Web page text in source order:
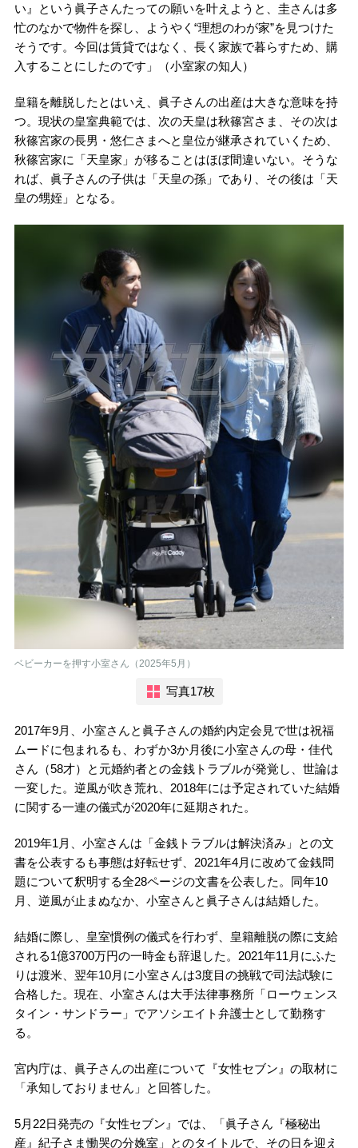
い』という眞子さんたっての願いを叶えようと、圭さんは多
忙のなかで物件を探し、ようやく“理想のわが家”を見つけた
そうです。今回は賃貸ではなく、長く家族で暮らすため、購
入することにしたのです」（小室家の知人）
皇籍を離脱したとはいえ、眞子さんの出産は大きな意味を持
つ。現状の皇室典範では、次の天皇は秋篠宮さま、その次は
秋篠宮家の長男・悠仁さまへと皇位が継承されていくため、
秋篠宮家に「天皇家」が移ることはほぼ間違いない。そうな
れば、眞子さんの子供は「天皇の孫」であり、その後は「天
皇の甥姪」となる。
ベビーカーを押す小室さん（2025年5月）
写真17枚
2017年9月、小室さんと眞子さんの婚約内定会見で世は祝福
ムードに包まれるも、わずか3か月後に小室さんの母・佳代
さん（58才）と元婚約者との金銭トラブルが発覚し、世論は
一変した。逆風が吹き荒れ、2018年には予定されていた結婚
に関する一連の儀式が2020年に延期された。
2019年1月、小室さんは「金銭トラブルは解決済み」との文
書を公表するも事態は好転せず、2021年4月に改めて金銭問
題について釈明する全28ページの文書を公表した。同年10
月、逆風が止まぬなか、小室さんと眞子さんは結婚した。
結婚に際し、皇室慣例の儀式を行わず、皇籍離脱の際に支給
される1億3700万円の一時金も辞退した。2021年11月にふた
りは渡米、翌年10月に小室さんは3度目の挑戦で司法試験に
合格した。現在、小室さんは大手法律事務所「ローウェンス
タイン・サンドラー」でアソシエイト弁護士として勤務す
る。
宮内庁は、眞子さんの出産について『女性セブン』の取材に
「承知しておりません」と回答した。
5月22日発売の『女性セブン』では、「眞子さん『極秘出
産』紀子さま慟哭の分娩室」とのタイトルで、その日を迎え